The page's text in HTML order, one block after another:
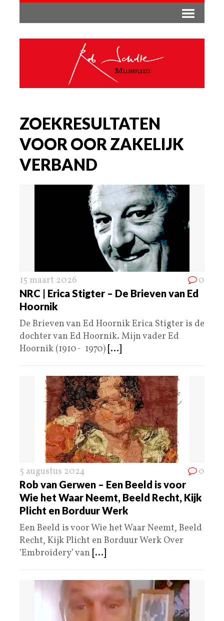
ZOEKRESULTATEN
VOOR OOR ZAKELIJK
VERBAND
15 maart 2026 0
NRC | Erica Stigter – De Brieven van Ed
Hoornik
De Brieven van Ed Hoornik Erica Stigter is de
dochter van Ed Hoornik. Mijn vader Ed
Hoornik (1910- 1970) [...]
5 augustus 2024 0
Rob van Gerwen – Een Beeld is voor
Wie het Waar Neemt, Beeld Recht, Kijk
Plicht en Borduur Werk
Een Beeld is voor Wie het Waar Neemt, Beeld
Recht, Kijk Plicht en Borduur Werk Over
‘Embroidery’ van [...]